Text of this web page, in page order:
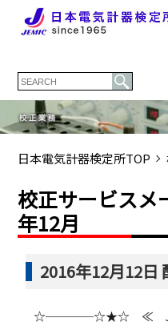
日本電気計器検定所TOP
校正サービスメ
年12月
2016年12月12日
☆────☆★☆ ≪